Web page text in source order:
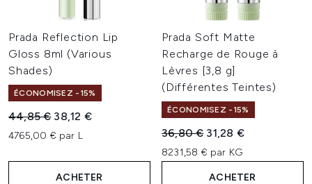
Prada Reflection Lip
Gloss 8ml (Various
Shades)
ÉCONOMISEZ -15%
Prix de vente :
44,85 € Prix ​​actuel :
38,12 €
4765,00 € par L
ACHETER
Prada Soft Matte
Recharge de Rouge à
Lèvres [3,8 g]
(Différentes Teintes)
ÉCONOMISEZ -15%
Prix de vente :
36,80 € Prix ​​actuel :
31,28 €
8231,58 € par KG
ACHETER